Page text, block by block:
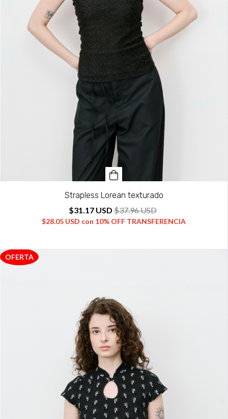
Strapless Lorean texturado
$31.17 USD$37.96 USD
$28.05 USD con 10% OFF TRANSFERENCIA